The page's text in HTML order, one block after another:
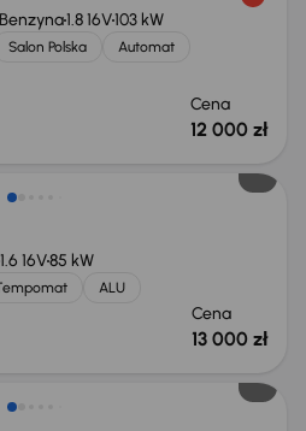
Benzyna1.8 16V103 kW
Salon Polska
Automat
Cena
12 000 zł
1.6 16V85 kW
ALU
Cena
13 000 zł